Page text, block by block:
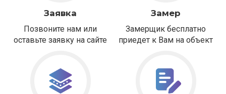
Заявка
Позвоните нам или
оставьте заявку на сайте
Замер
Замерщик бесплатно
приедет к Вам на объект